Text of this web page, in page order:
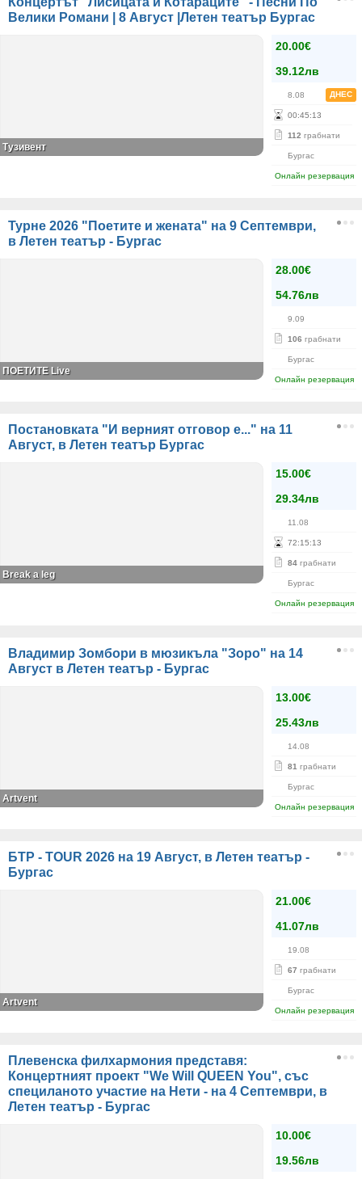
Велики Романи | 8 Август |Летен театър Бургас
20.00€
39.12лв
8.08 ДНЕС
00:45:13
112 грабнати
Бургас
Онлайн резервация
Тузивент
Турне 2026 "Поетите и жената" на 9 Септември,
в Летен театър - Бургас
28.00€
54.76лв
9.09
106 грабнати
Бургас
Онлайн резервация
ПОЕТИТЕ Live
Постановката "И верният отговор е..." на 11
Август, в Летен театър Бургас
15.00€
29.34лв
11.08
72:15:13
84 грабнати
Бургас
Онлайн резервация
Break a leg
Владимир Зомбори в мюзикъла "Зоро" на 14
Август в Летен театър - Бургас
13.00€
25.43лв
14.08
81 грабнати
Бургас
Онлайн резервация
Artvent
БТР - TOUR 2026 на 19 Август, в Летен театър -
Бургас
21.00€
41.07лв
19.08
67 грабнати
Бургас
Онлайн резервация
Artvent
Плевенска филхармония представя:
Концертният проект "We Will QUEEN You", със
специланото участие на Нети - на 4 Септември, в
Летен театър - Бургас
10.00€
19.56лв